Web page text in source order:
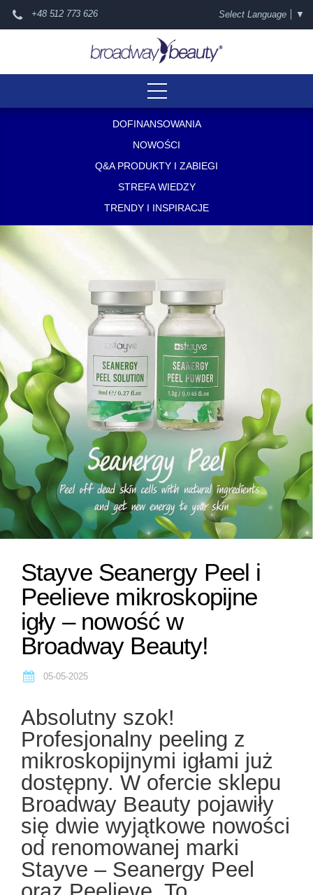
+48 512 773 626 Select Language ▼
DOFINANSOWANIA
NOWOŚCI
Q&A PRODUKTY I ZABIEGI
STREFA WIEDZY
TRENDY I INSPIRACJE
Stayve Seanergy Peel i
Peelieve mikroskopijne
igły – nowość w
Broadway Beauty!
05-05-2025
Absolutny szok!
Profesjonalny peeling z
mikroskopijnymi igłami już
dostępny. W ofercie sklepu
Broadway Beauty pojawiły
się dwie wyjątkowe nowości
od renomowanej marki
Stayve – Seanergy Peel